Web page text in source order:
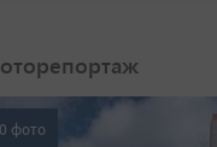
фото